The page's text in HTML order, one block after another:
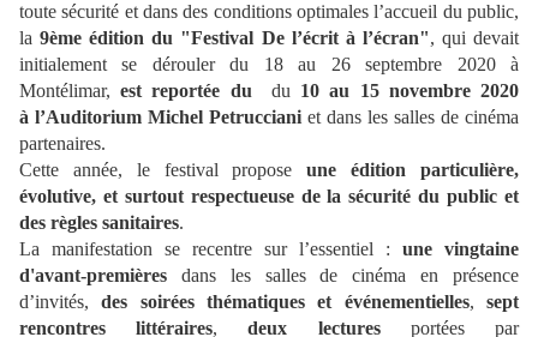
toute sécurité et dans des conditions optimalesl’accueil du public,
la9ème édition du "Festival De l’écrità l’écran", qui devait
initialement se dérouler du 18 au 26 septembre 2020 à
Montélimar,est reportée du du 10 au 15 novembre 2020
à l’Auditorium Michel Petrucciani et dans les salles de cinéma
partenaires.
Cette année, le festival proposeune édition particulière,
évolutive, et surtout respectueuse de la sécurité du public et
des règles sanitaires.
La manifestation se recentre sur l’essentiel : une vingtaine
d'avant-premières dans les salles de cinéma en présence
d’invités,des soirées thématiques et événementielles,sept
rencontres littéraires,deux lecturesportées par